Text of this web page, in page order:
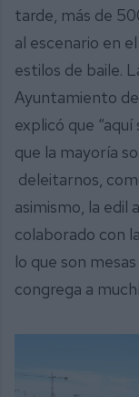
tarde, más de
al escenario en
estilos de baile.
Ayuntamiento
explicó que
que la mayoría
deleitarnos,
asimismo, la edil
colaborado con
lo que son
congrega a